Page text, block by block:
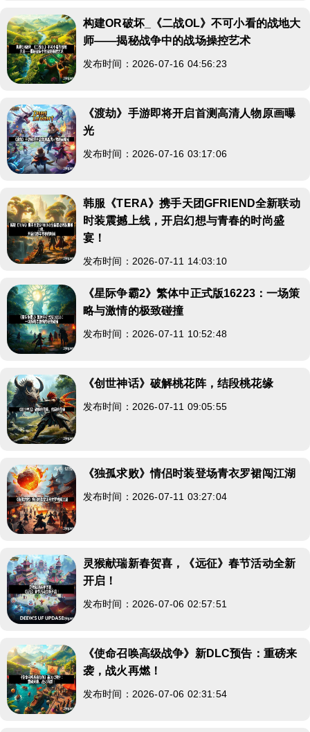
构建OR破坏_《二战OL》不可小看的战地大
师——揭秘战争中的战场操控艺术
发布时间：2026-07-16 04:56:23
《渡劫》手游即将开启首测高清人物原画曝
光
发布时间：2026-07-16 03:17:06
韩服《TERA》携手天团GFRIEND全新联动
时装震撼上线，开启幻想与青春的时尚盛
宴！
发布时间：2026-07-11 14:03:10
《星际争霸2》繁体中正式版16223：一场策
略与激情的极致碰撞
发布时间：2026-07-11 10:52:48
《创世神话》破解桃花阵，结段桃花缘
发布时间：2026-07-11 09:05:55
《独孤求败》情侣时装登场青衣罗裙闯江湖
发布时间：2026-07-11 03:27:04
灵猴献瑞新春贺喜，《远征》春节活动全新
开启！
发布时间：2026-07-06 02:57:51
《使命召唤高级战争》新DLC预告：重磅来
袭，战火再燃！
发布时间：2026-07-06 02:31:54